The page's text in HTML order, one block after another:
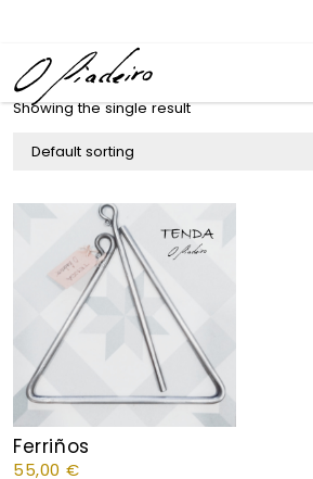
Showing the single result
Ferriños
55,00 €